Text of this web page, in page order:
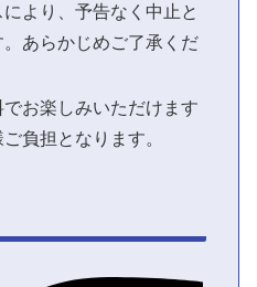
より、予告なく中止と
あらかじめご了承くだ
お楽しみいただけます
負担となります。